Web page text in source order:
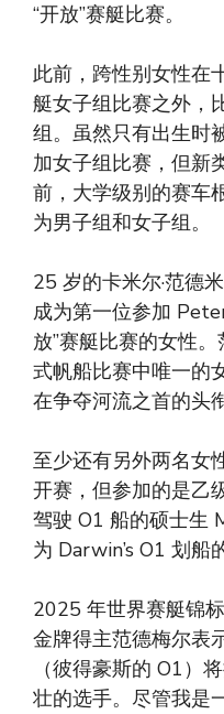
“开放”赛艇比赛。
此前，跨性别女性在
艇女子组比赛之外，
组。虽然只有出生时
加女子组比赛，但新
前，大学级别的赛车
为男子组和女子组。
25 岁的卡米尔·范德
成为第一位参加
放”赛艇比赛的女性
式帆船比赛中唯一的
在争夺河流之首的头衔
至少还有另外两名女
开赛，但参加的是乙
驾驶 O1 船的硕士生
为 Darwin’s O1 划船
2025 年世界赛艇锦
金牌得主范德梅尔表
（彼得豪斯的 O1）
壮的选手。尽管我是